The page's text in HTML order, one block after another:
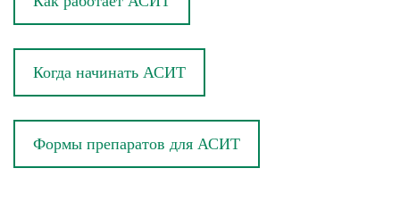
Когда начинать АСИТ
Формы препаратов для АСИТ